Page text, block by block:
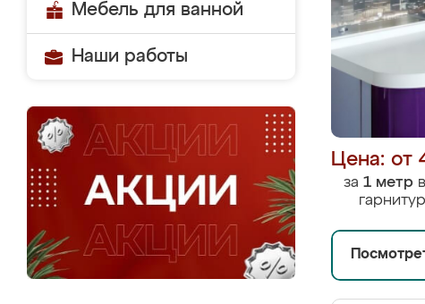
Мебель для ванной
Наши работы
Цена: от
за 1 метр